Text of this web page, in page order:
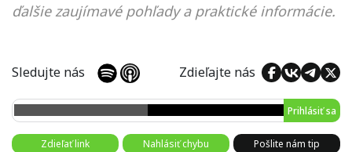
ďalšie zaujímavé pohľady a praktické informácie.
Sledujte nás Zdieľajte nás
Prihlásiť sa
Zdieľať link Nahlásiť chybu Pošlite nám tip